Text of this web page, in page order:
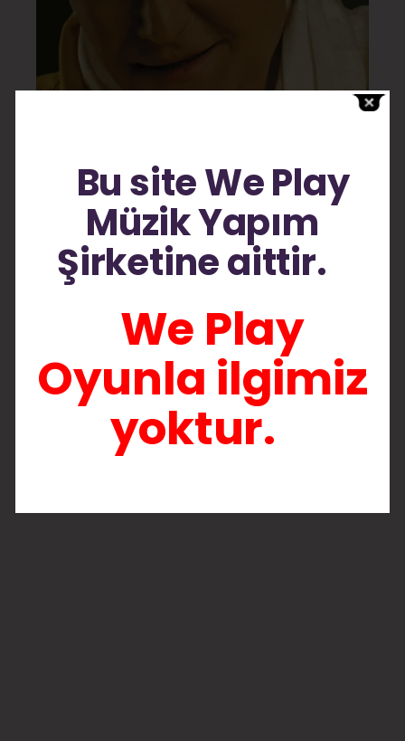
Albüm
Bu site We Play
Müzik Yapım
Şirketine aittir.
We Play
Oyunla ilgimiz
yoktur.